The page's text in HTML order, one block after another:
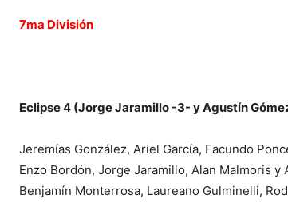
7ma División
Eclipse 4 (Jorge Jaramillo -3- y Agustín
Jeremías González, Ariel García, Facundo
Enzo Bordón, Jorge Jaramillo, Alan Malmoris
Benjamín Monterrosa, Laureano Gulminelli,